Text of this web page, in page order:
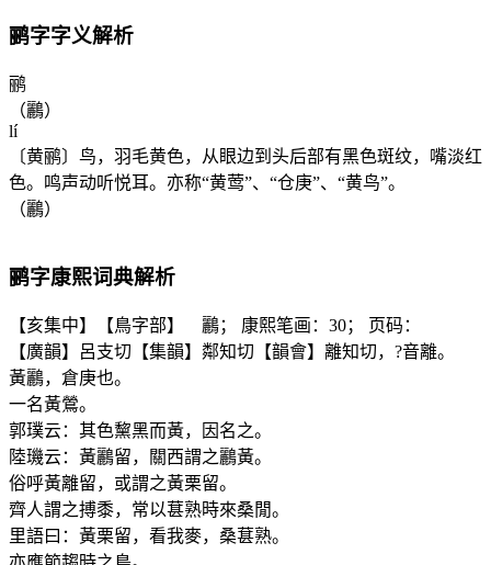
鹂字字义解析
鹂
（鸝）
lí
〔黄鹂〕鸟，羽毛黄色，从眼边到头后部有黑色斑纹，嘴淡红
色。鸣声动听悦耳。亦称“黄莺”、“仓庚”、“黄鸟”。
（鸝）
鹂字康熙词典解析
【亥集中】【鳥字部】 鸝； 康熙笔画：30； 页码：
【廣韻】呂支切【集韻】鄰知切【韻會】離知切，?音離。
黃鸝，倉庚也。
一名黃鶯。
郭璞云：其色黧黑而黃，因名之。
陸璣云：黃鸝留，關西謂之鸝黃。
俗呼黃離留，或謂之黃栗留。
齊人謂之搏黍，常以葚熟時來桑閒。
里語曰：黃栗留，看我麥，桑葚熟。